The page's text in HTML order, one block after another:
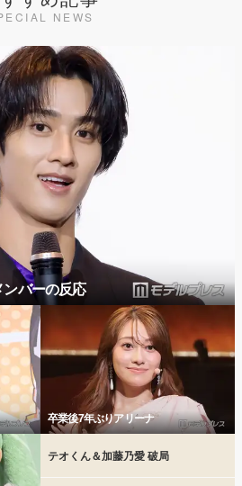
NEWS
バーの反応
卒業後7年ぶりアリーナ
テオくん＆加藤乃愛 破局